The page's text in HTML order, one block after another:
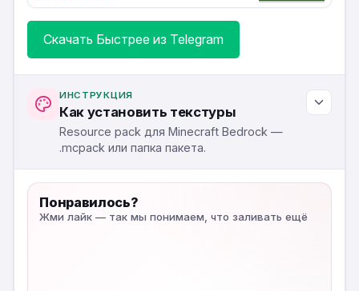
Скачать Быстрее из Telegram
ИНСТРУКЦИЯ
Как установить текстуры
Resource pack для Minecraft Bedrock —
.mcpack или папка пакета.
Понравилось?
Жми лайк — так мы понимаем, что заливать ещё